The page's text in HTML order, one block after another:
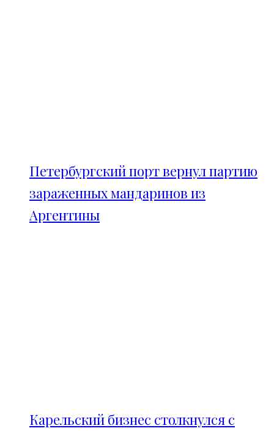
Петербургский порт вернул партию
зараженных мандаринов из
Аргентины
Карельский бизнес столкнулся с